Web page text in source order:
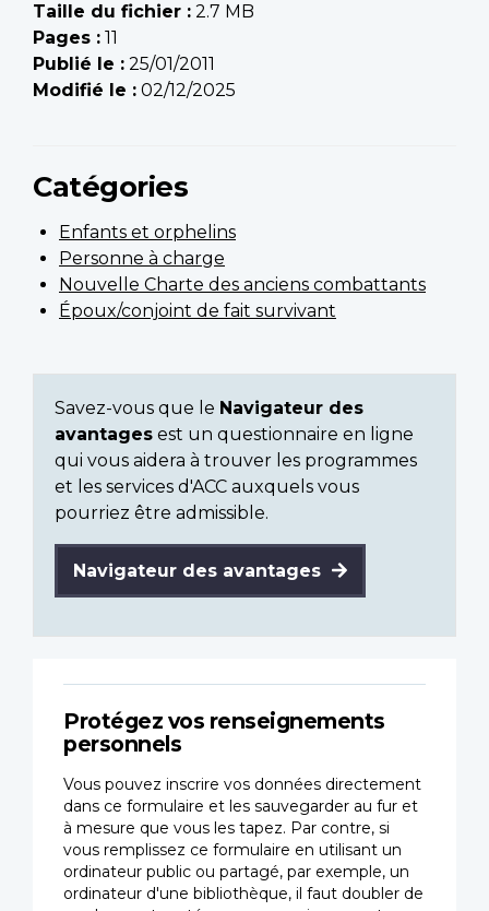
Taille du fichier : 2.7 MB
Pages : 11
Publié le : 25/01/2011
Modifié le : 02/12/2025
Catégories
Enfants et orphelins
Personne à charge
Nouvelle Charte des anciens combattants
Époux/conjoint de fait survivant
Savez-vous que le Navigateur des
avantages est un questionnaire en ligne
qui vous aidera à trouver les programmes
et les services d'ACC auxquels vous
pourriez être admissible.
Navigateur des avantages
Protégez vos renseignements
personnels
Vous pouvez inscrire vos données directement
dans ce formulaire et les sauvegarder au fur et
à mesure que vous les tapez. Par contre, si
vous remplissez ce formulaire en utilisant un
ordinateur public ou partagé, par exemple, un
ordinateur d'une bibliothèque, il faut doubler de